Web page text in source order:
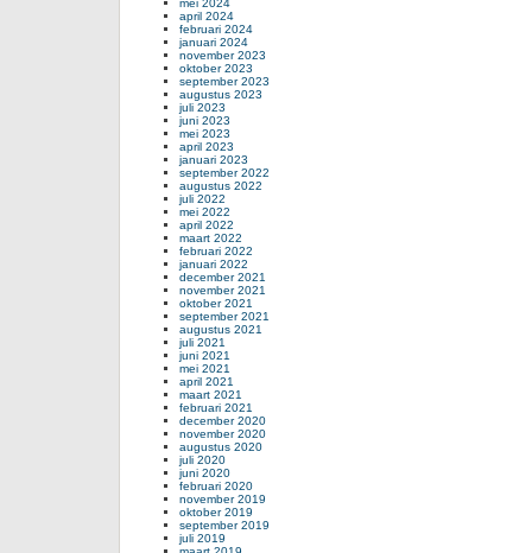
april 2024
februari 2024
januari 2024
november 2023
oktober 2023
september 2023
augustus 2023
juli 2023
juni 2023
mei 2023
april 2023
januari 2023
september 2022
augustus 2022
juli 2022
mei 2022
april 2022
maart 2022
februari 2022
januari 2022
december 2021
november 2021
oktober 2021
september 2021
augustus 2021
juli 2021
juni 2021
mei 2021
april 2021
maart 2021
februari 2021
december 2020
november 2020
augustus 2020
juli 2020
juni 2020
februari 2020
november 2019
oktober 2019
september 2019
juli 2019